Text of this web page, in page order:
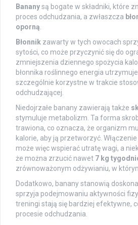
Bananysą bogate w składniki, które
proces odchudzania, a zwłaszcza
oporną
Błonnik zawarty w tych owocach
sytości, co może przyczynić się do
zmniejszenia dziennego spożycia
błonnika roślinnego energia
szczególnie korzystne w trakcie
odchudzającej.
Niedojrzałe banany zawierają także
stymuluje metabolizm. Ta forma
trawiona, co oznacza, że organizm
kalorie, aby ją przetworzyć.
może więc wspierać utratę wagi, a
że można zrzucić nawet 7 kg
zrównoważonym odżywianiu, w
Dodatkowo, banany stanowią
sprzyja podejmowaniu aktywności
treningi stają się bardziej efektywne,
procesie odchudzania.